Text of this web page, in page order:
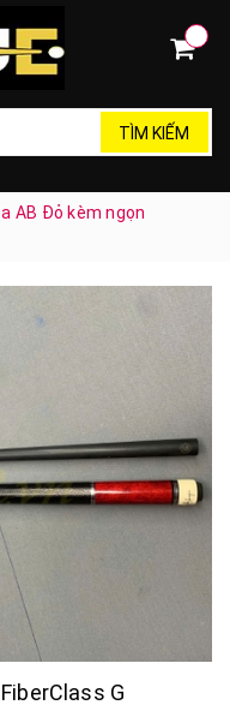
TÌM KIẾM
AB Đỏ kèm ngọn
G